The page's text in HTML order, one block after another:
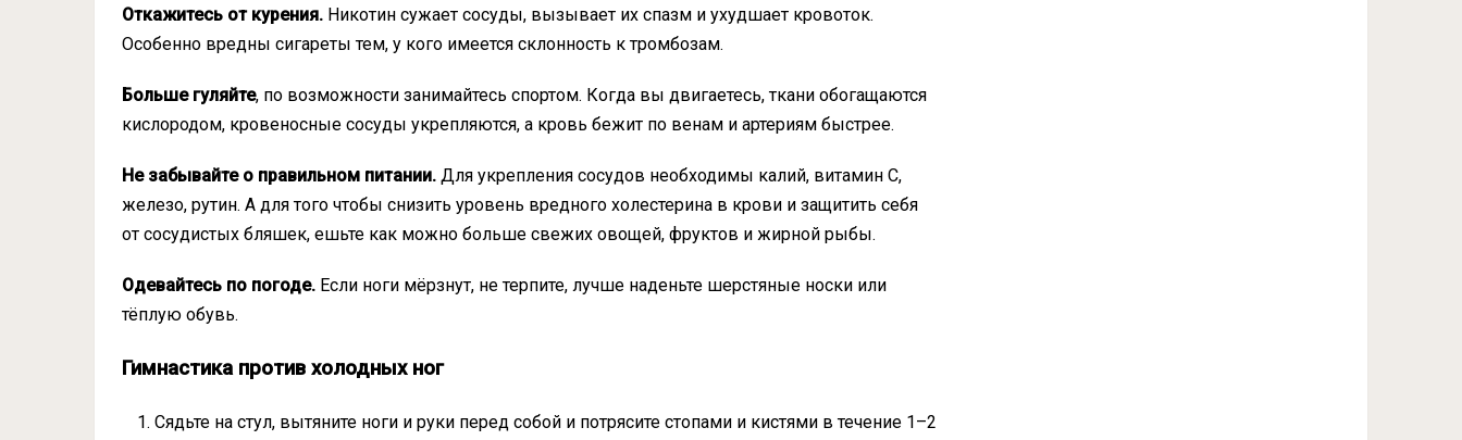
Откажитесь от курения. Никотин сужает сосуды, вызывает их спазм и ухудшает кровоток.
Особенно вредны сигареты тем, у кого имеется склонность к тромбозам.
Больше гуляйте, по возможности занимайтесь спортом. Когда вы двигаетесь, ткани обогащаются
кислородом, кровеносные сосуды укрепляются, а кровь бежит по венам и артериям быстрее.
Не забывайте о правильном питании. Для укрепления сосудов необходимы калий, витамин С,
железо, рутин. А для того чтобы снизить уровень вредного холестерина в крови и защитить себя
от сосудистых бляшек, ешьте как можно больше свежих овощей, фруктов и жирной рыбы.
Одевайтесь по погоде. Если ноги мёрзнут, не терпите, лучше наденьте шерстяные носки или
тёплую обувь.
Гимнастика против холодных ног
Сядьте на стул, вытяните ноги и руки перед собой и потрясите стопами и кистями в течение 1–2